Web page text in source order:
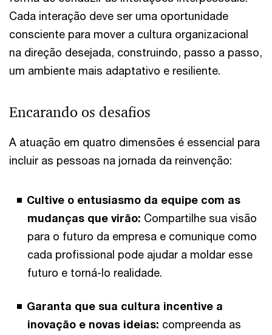
Cada interação deve ser uma oportunidade
consciente para mover a cultura organizacional
na direção desejada, construindo, passo a passo,
um ambiente mais adaptativo e resiliente.
Encarando os desafios
A atuação em quatro dimensões é essencial para
incluir as pessoas na jornada da reinvenção:
Cultive o entusiasmo da equipe com as
mudanças que virão: Compartilhe sua visão
para o futuro da empresa e comunique como
cada profissional pode ajudar a moldar esse
futuro e torná-lo realidade.
Garanta que sua cultura incentive a
inovação e novas ideias: compreenda as